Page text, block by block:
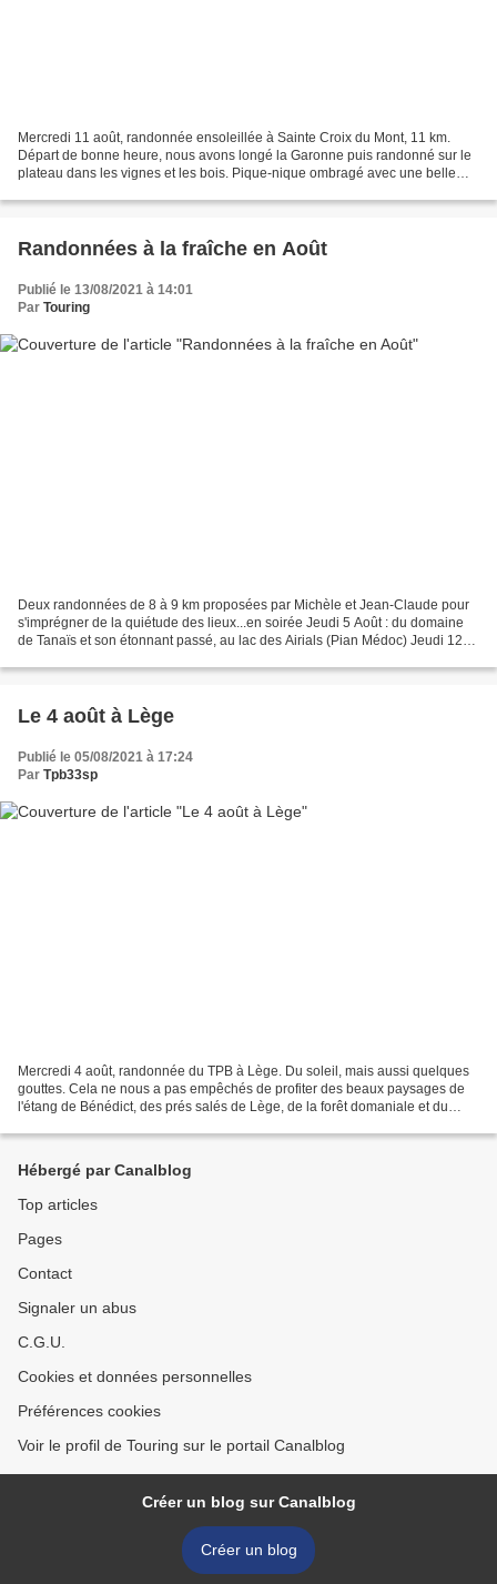
Mercredi 11 août, randonnée ensoleillée à Sainte Croix du Mont, 11 km.
Départ de bonne heure, nous avons longé la Garonne puis randonné sur le
plateau dans les vignes et les bois. Pique-nique ombragé avec une belle
Randonnées à la fraîche en Août
Publié le 13/08/2021 à 14:01
Par Touring
Deux randonnées de 8 à 9 km proposées par Michèle et Jean-Claude pour
s'imprégner de la quiétude des lieux...en soirée Jeudi 5 Août : du domaine
de Tanaïs et son étonnant passé, au lac des Airials (Pian Médoc) Jeudi 12
Le 4 août à Lège
Publié le 05/08/2021 à 17:24
Par Tpb33sp
Mercredi 4 août, randonnée du TPB à Lège. Du soleil, mais aussi quelques
gouttes. Cela ne nous a pas empêchés de profiter des beaux paysages de
l'étang de Bénédict, des prés salés de Lège, de la forêt domaniale et du
Hébergé par Canalblog
Top articles
Pages
Contact
Signaler un abus
C.G.U.
Cookies et données personnelles
Préférences cookies
Voir le profil de Touring sur le portail Canalblog
Créer un blog sur Canalblog
Créer un blog